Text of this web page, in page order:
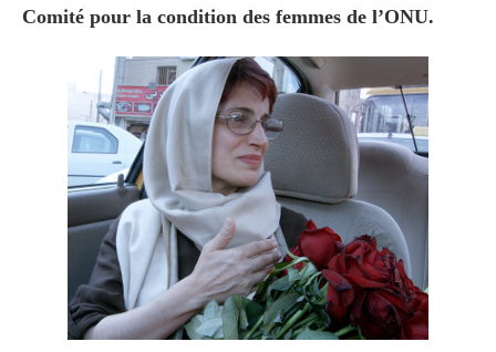
Comité pour la condition des femmes de l’ONU.